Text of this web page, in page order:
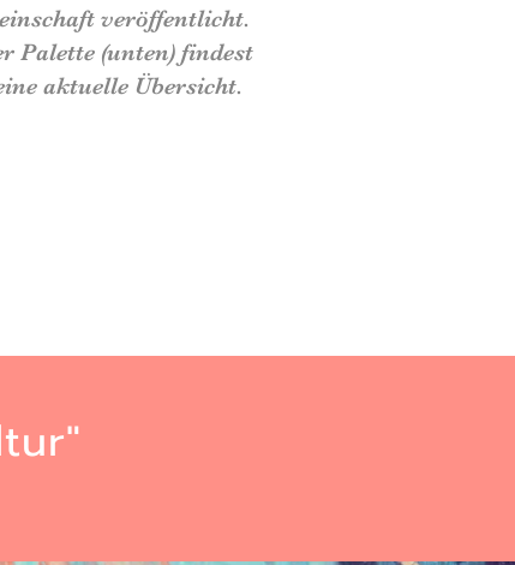
veröffentlicht.
Palette (unten) findest
aktuelle Übersicht.